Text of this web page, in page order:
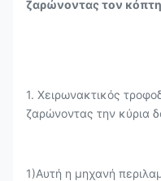
ζαρώνοντας τον
1. Χειρωνακτικός
ζαρώνοντας την κύρια
1)Αυτή η μηχανή